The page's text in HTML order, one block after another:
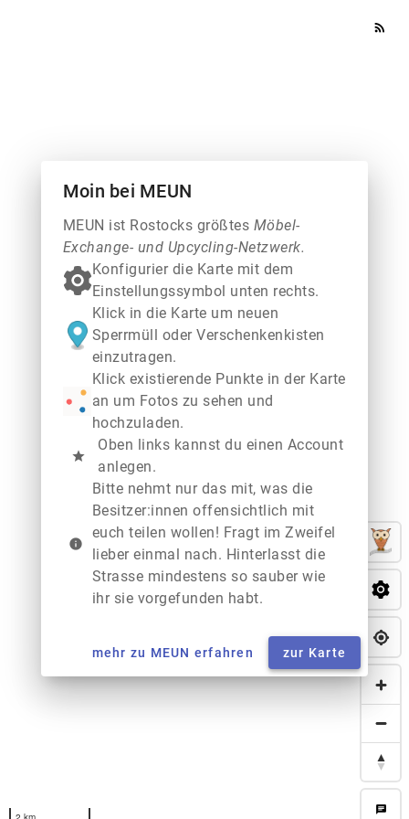
rss_feed
chat
Moin bei MEUN
MEUN ist Rostocks größtes Möbel-
Exchange- und Upcycling-Netzwerk.
Konfigurier die Karte mit dem
Einstellungssymbol unten rechts.
Klick in die Karte um neuen
Sperrmüll oder Verschenkenkisten
einzutragen.
Klick existierende Punkte in der Karte
an um Fotos zu sehen und
hochzuladen.
star
Oben links kannst du einen Account
anlegen.
info
Bitte nehmt nur das mit, was die
Besitzer:innen offensichtlich mit
euch teilen wollen! Fragt im Zweifel
lieber einmal nach. Hinterlasst die
Strasse mindestens so sauber wie
ihr sie vorgefunden habt.
mehr zu MEUN erfahren zur Karte